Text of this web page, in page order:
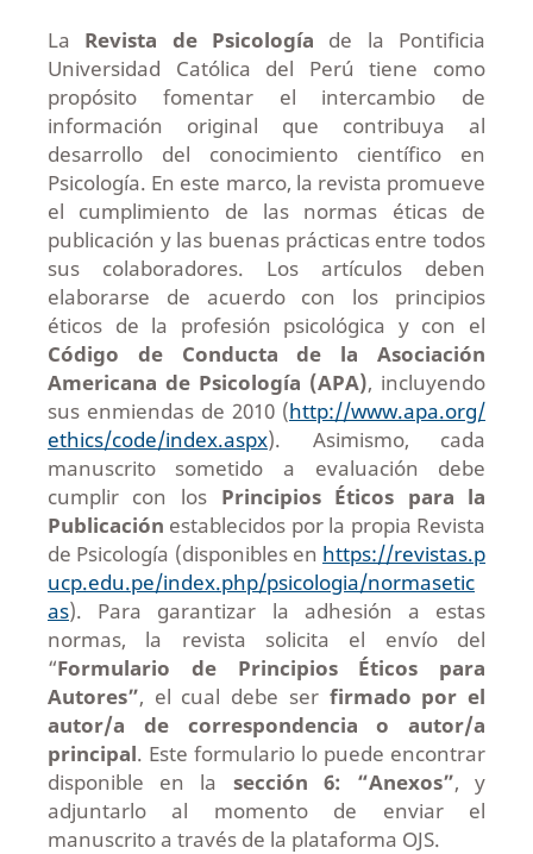
La Revista de Psicología de la Pontificia
Universidad Católica del Perú tiene como
propósito fomentar el intercambio de
información original que contribuya al
desarrollo del conocimiento científico en
Psicología. En este marco, la revista promueve
el cumplimiento de las normas éticas de
publicación y las buenas prácticas entre todos
sus colaboradores. Los artículos deben
elaborarse de acuerdo con los principios
éticos de la profesión psicológica y con el
Código de Conducta de la Asociación
Americana de Psicología (APA), incluyendo
sus enmiendas de 2010 (http://www.apa.org/
ethics/code/index.aspx). Asimismo, cada
manuscrito sometido a evaluación debe
cumplir con los Principios Éticos para la
Publicación establecidos por la propia Revista
de Psicología (disponibles en https://revistas.p
ucp.edu.pe/index.php/psicologia/normasetic
as). Para garantizar la adhesión a estas
normas, la revista solicita el envío del
“Formulario de Principios Éticos para
Autores”, el cual debe ser firmado por el
autor/a de correspondencia o autor/a
principal. Este formulario lo puede encontrar
disponible en la sección 6: “Anexos”, y
adjuntarlo al momento de enviar el
manuscrito a través de la plataforma OJS.